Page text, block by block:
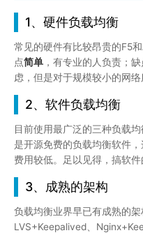
1、硬件负载均衡
常见的硬件有比较昂贵的F5
点简单 ，有专业的人负责；
虑，但是对于规模较小的网
2、软件负载均衡
目前使用最广泛的三种负载
是开源免费的负载均衡软件
费用较低。足以见得，搞软件
3、成熟的架构
负载均衡业界早已有成熟的
LVS+Keepalived、